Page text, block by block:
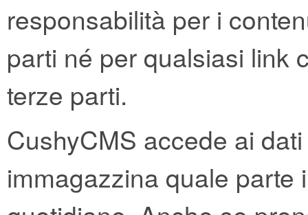
responsabilità per i
parti né per qualsiasi link
terze parti.
CushyCMS accede ai
immagazzina quale parte